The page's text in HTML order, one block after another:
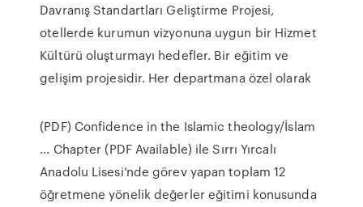
Davranış Standartları Geliştirme Projesi,
otellerde kurumun vizyonuna uygun bir Hizmet
Kültürü oluşturmayı hedefler. Bir eğitim ve
gelişim projesidir. Her departmana özel olarak
(PDF) Confidence in the Islamic theology/İslam
... Chapter (PDF Available) ile Sırrı Yırcalı
Anadolu Lisesi‘nde görev yapan toplam 12
öğretmene yönelik değerler eğitimi konusunda